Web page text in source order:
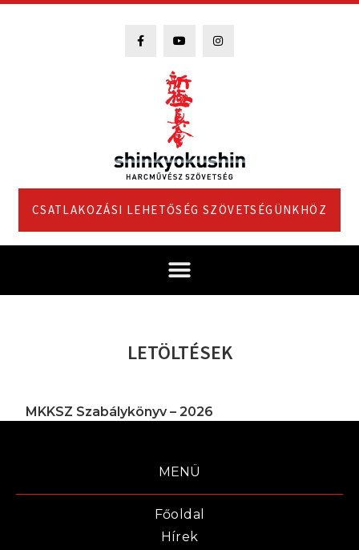
CSATLAKOZÁSI LEHETŐSÉG SZÖVETSÉGÜNKHÖZ
LETÖLTÉSEK
MKKSZ Szabálykönyv – 2026
MENÜ
Főoldal
Hírek